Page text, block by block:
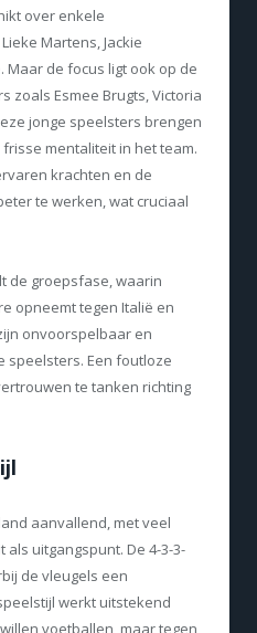
over enkele
Martens, Jackie
Maar de focus ligt ook op de
zoals Esmee Brugts, Victoria
jonge speelsters brengen
mentaliteit in het team.
krachten en de
te werken, wat cruciaal
de groepsfase, waarin
opneemt tegen Italië en
onvoorspelbaar en
speelsters. Een foutloze
te tanken richting
aanvallend, met veel
uitgangspunt. De 4-3-3-
de vleugels een
werkt uitstekend
voetballen, maar tegen